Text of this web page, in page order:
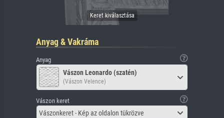
Anyag & Vakráma
Anyag
Vászon Leonardo (szatén)
(Vászon Velence)
Vászon keret
Vászonkeret - Kép az oldalon tükrözve